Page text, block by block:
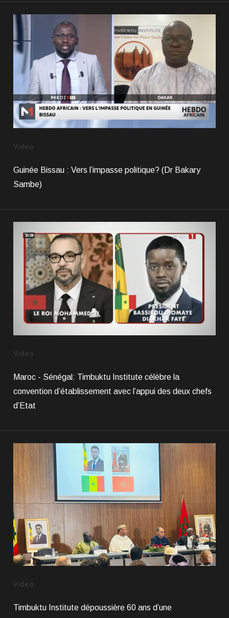
Video
Guinée Bissau : Vers l’impasse politique? (Dr Bakary
Sambe)
Video
Maroc - Sénégal: Timbuktu Institute célèbre la
convention d’établissement avec l’appui des deux chefs
d’Etat
Video
Timbuktu Institute dépoussière 60 ans d’une